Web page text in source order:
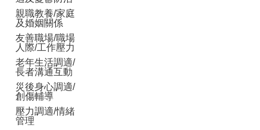
親職教養/家庭
及婚姻關係
友善職場/職場
人際/工作壓力
老年生活調適/
長者溝通互動
災後身心調適/
創傷輔導
壓力調適/情緒
管理